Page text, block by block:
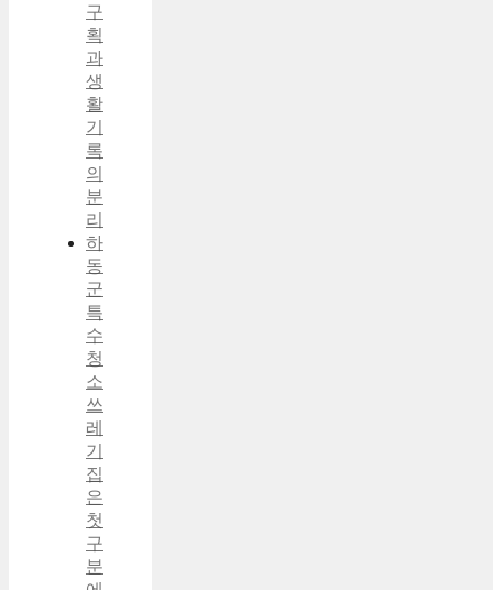
구
획
과
생
활
기
록
의
분
리
하
동
군
특
수
청
소
쓰
레
기
집
은
첫
구
분